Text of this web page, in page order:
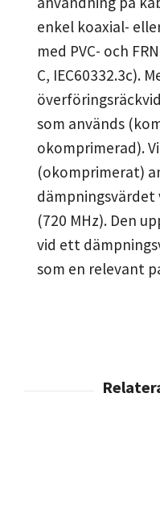
enkel koaxial-
med PVC- och
C, IEC60332.3c).
som används
okomprimerad).
(okomprimerat)
(720 MHz). Den
vid ett
som en relevant